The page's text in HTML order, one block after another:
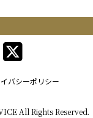
バシーポリシー
All Rights Reserved.